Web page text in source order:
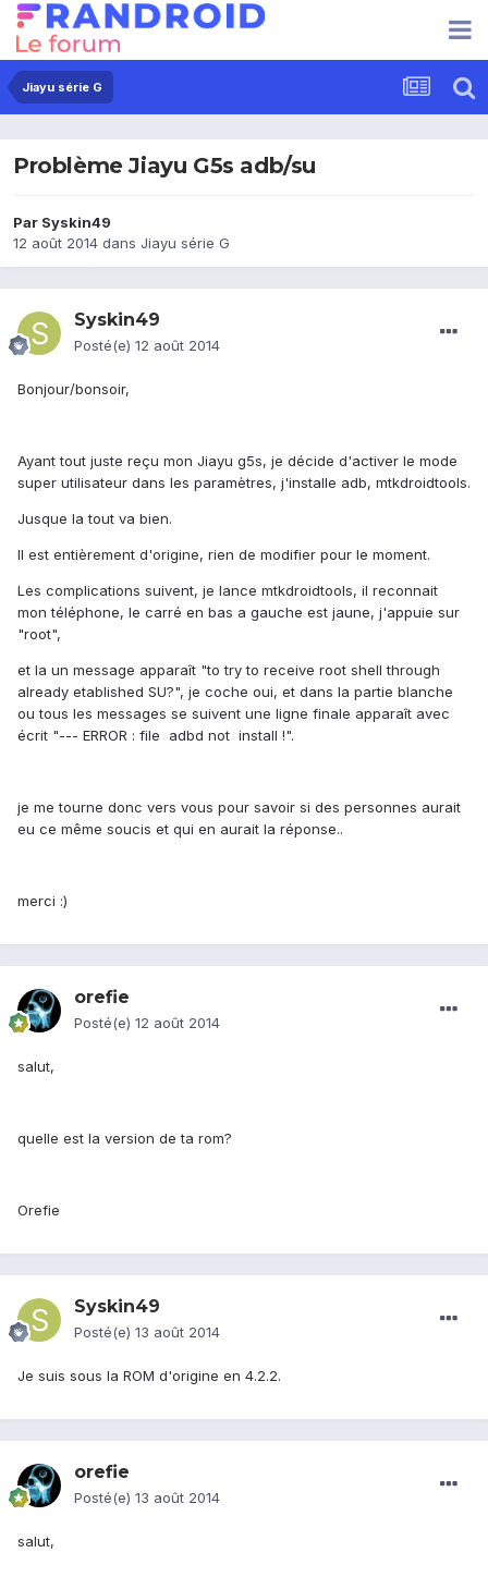
Jiayu série G
Problème Jiayu G5s adb/su
Par Syskin49
12 août 2014 dans Jiayu série G
Syskin49
Posté(e) 12 août 2014
Bonjour/bonsoir,
Ayant tout juste reçu mon Jiayu g5s, je décide d'activer le mode
super utilisateur dans les paramètres, j'installe adb, mtkdroidtools.
Jusque la tout va bien.
Il est entièrement d'origine, rien de modifier pour le moment.
Les complications suivent, je lance mtkdroidtools, il reconnait
mon téléphone, le carré en bas a gauche est jaune, j'appuie sur
"root",
et la un message apparaît "to try to receive root shell through
already etablished SU?", je coche oui, et dans la partie blanche
ou tous les messages se suivent une ligne finale apparaît avec
écrit "--- ERROR : file adbd not install !".
je me tourne donc vers vous pour savoir si des personnes aurait
eu ce même soucis et qui en aurait la réponse..
merci :)
orefie
Posté(e) 12 août 2014
salut,
quelle est la version de ta rom?
Orefie
Syskin49
Posté(e) 13 août 2014
Je suis sous la ROM d'origine en 4.2.2.
orefie
Posté(e) 13 août 2014
salut,